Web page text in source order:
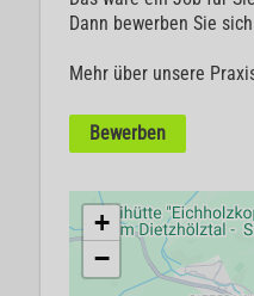
Dann bewerben Sie
Mehr über unsere
Bewerben
+
−